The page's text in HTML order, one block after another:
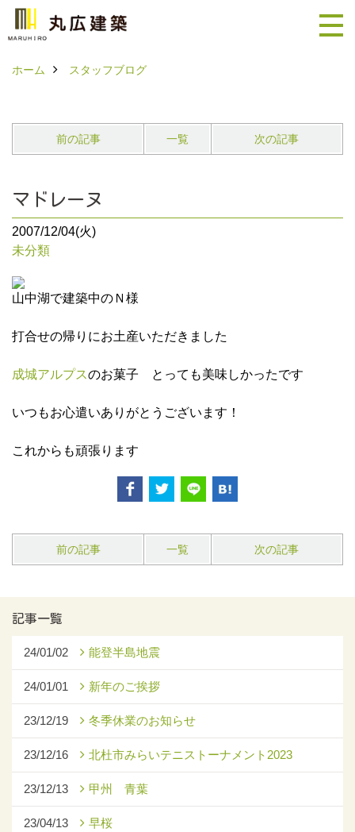
ホーム スタッフブログ
前の記事 一覧 次の記事
マドレーヌ
2007/12/04(火)
未分類
山中湖で建築中のＮ様
打合せの帰りにお土産いただきました
成城アルプスのお菓子 とっても美味しかったです
いつもお心遣いありがとうございます！
これからも頑張ります
前の記事 一覧 次の記事
記事一覧
24/01/02 能登半島地震
24/01/01 新年のご挨拶
23/12/19 冬季休業のお知らせ
23/12/16 北杜市みらいテニストーナメント2023
23/12/13 甲州 青葉
23/04/13 早桜